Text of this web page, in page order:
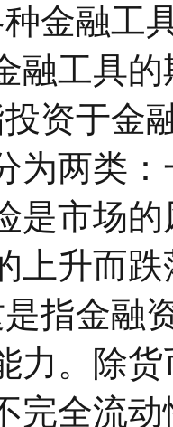
金融工
融工具
资于金
为两类
是市场
上升而
指金融
力。除
完全流